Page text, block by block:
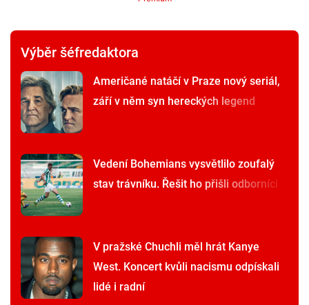
Výběr šéfredaktora
Američané natáčí v Praze nový seriál,
září v něm syn hereckých legend
Vedení Bohemians vysvětlilo zoufalý
stav trávníku. Řešit ho přišli odborníci
V pražské Chuchli měl hrát Kanye
West. Koncert kvůli nacismu odpískali
lidé i radní